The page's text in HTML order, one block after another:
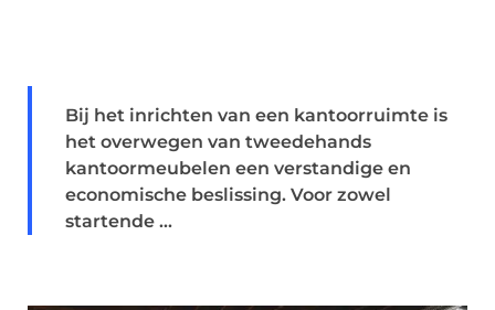
Bij het inrichten van een kantoorruimte is
het overwegen van tweedehands
kantoormeubelen een verstandige en
economische beslissing. Voor zowel
startende ...